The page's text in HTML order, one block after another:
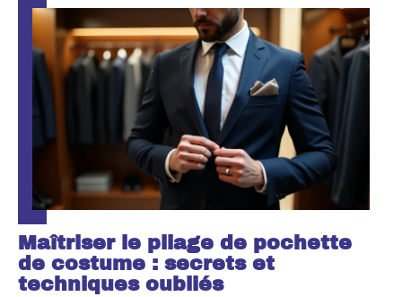
Maîtriser le pliage de pochette
de costume : secrets et
techniques oubliés